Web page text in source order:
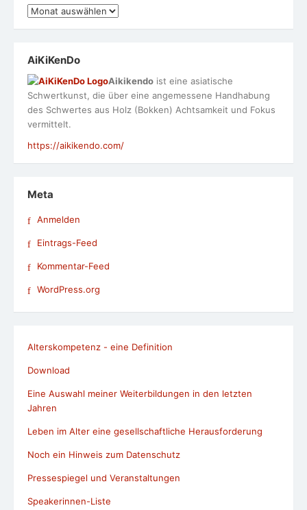
Archiv
AiKiKenDo
Aikikendo ist eine asiatische
Schwertkunst, die über eine angemessene Handhabung
des Schwertes aus Holz (Bokken) Achtsamkeit und Fokus
vermittelt.
https://aikikendo.com/
Meta
Anmelden
Eintrags-Feed
Kommentar-Feed
WordPress.org
Alterskompetenz - eine Definition
Download
Eine Auswahl meiner Weiterbildungen in den letzten
Jahren
Leben im Alter eine gesellschaftliche Herausforderung
Noch ein Hinweis zum Datenschutz
Pressespiegel und Veranstaltungen
Speakerinnen-Liste